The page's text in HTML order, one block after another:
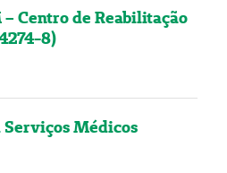
Centro de Reabilitação
8)
Médicos